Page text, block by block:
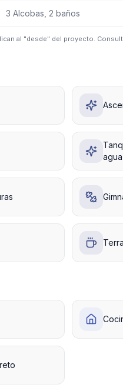
3 Alcobas, 2 baños
al "desde" del proyecto.
agua